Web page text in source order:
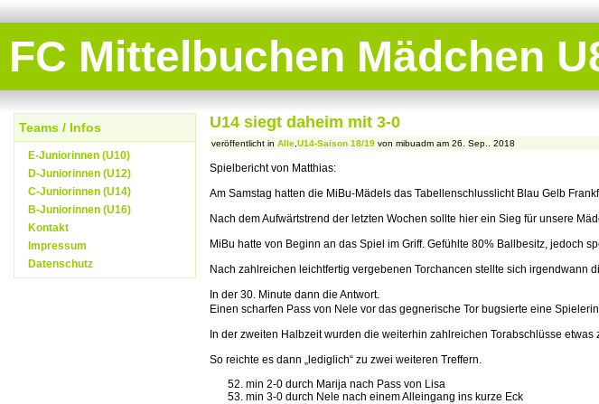
FC Mittelbuchen Mädchen
Teams / Infos
E-Juniorinnen (U10)
D-Juniorinnen (U12)
C-Juniorinnen (U14)
B-Juniorinnen (U16)
Kontakt
Impressum
Datenschutz
U14 siegt daheim mit 3-0
veröffentlicht in Alle U14-Saison 18/19 von mibuadm am 26. Sep.. 2018
Spielbericht von Matthias:
Am Samstag hatten die MiBu-Mädels das Tabellenschlusslicht Blau Gelb
Nach dem Aufwärtstrend der letzten Wochen sollte hier ein Sieg für unsere
MiBu hatte von Beginn an das Spiel im Griff. Gefühlte 80% Ballbesitz, jedoch
Nach zahlreichen leichtfertig vergebenen Torchancen stellte sich irgendwann
In der 30. Minute dann die Antwort.
Einen scharfen Pass von Nele vor das gegnerische Tor bugsierte eine
In der zweiten Halbzeit wurden die weiterhin zahlreichen Torabschlüsse
So reichte es dann „lediglich“ zu zwei weiteren Treffern.
min 2-0 durch Marija nach Pass von Lisa
min 3-0 durch Nele nach einem Alleingang ins kurze Eck